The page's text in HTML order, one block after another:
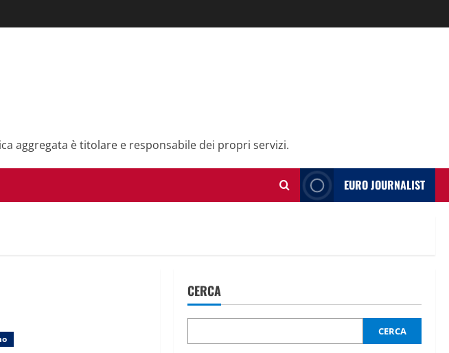
aggregata è titolare e responsabile dei propri servizi.
EURO JOURNALIST
CERCA
CERCA